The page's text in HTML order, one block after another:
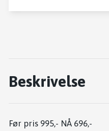
Beskrivelse
Før pris 995,- NÅ 696,-